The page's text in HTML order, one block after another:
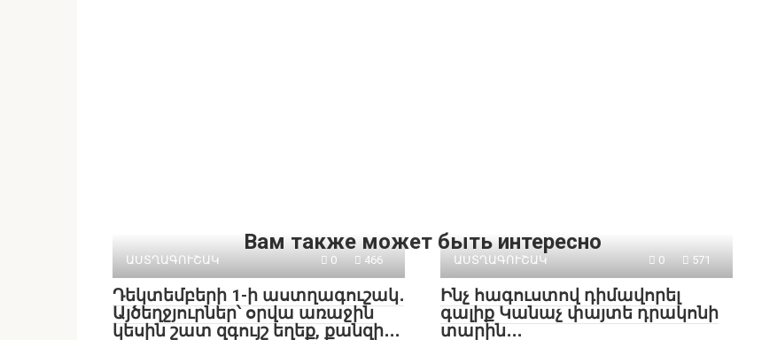
Вам также может быть интересно
ԱՍՏՂԱԳՈՒՇԱԿ 0 466
Դեկտեմբերի 1-ի աստղագուշակ․
Այծեղջյուրներ՝ օրվա առաջին
կեսին շատ զգույշ եղեք, քանզի․․․
ԱՍՏՂԱԳՈՒՇԱԿ 0 571
Ինչ հագուստով դիմավորել
գալիք Կանաչ փայտե դրակոնի
տարին․․․